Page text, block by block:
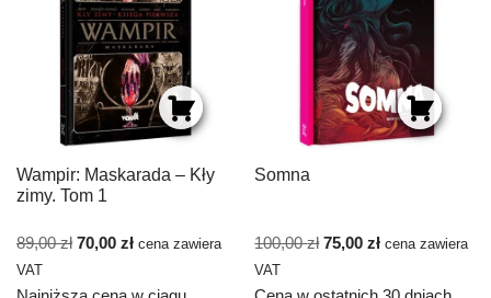
Wampir: Maskarada – Kły
zimy. Tom 1
89,00zł 70,00 zł cena zawiera
VAT
Somna
100,00zł 75,00zł cena zawiera
VAT